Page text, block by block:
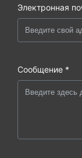
Электронная
Сообщение *